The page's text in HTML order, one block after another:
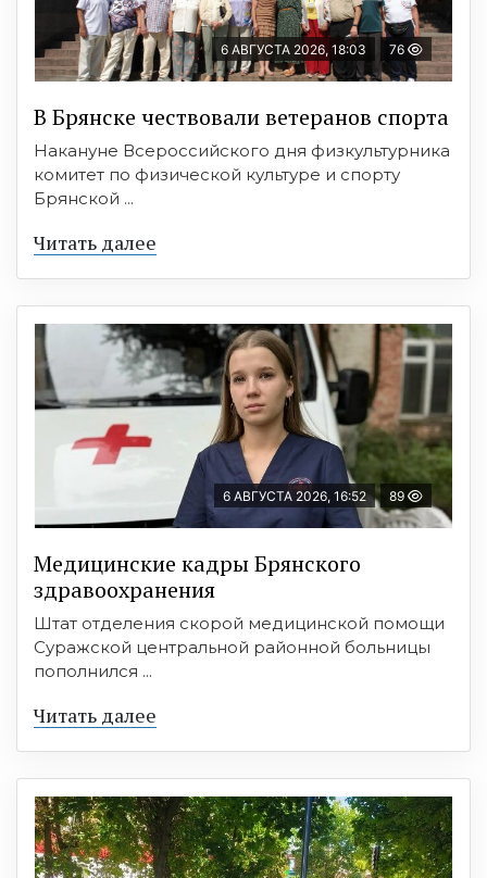
6 АВГУСТА 2026, 18:03 76
В Брянске чествовали ветеранов спорта
Накануне Всероссийского дня физкультурника
комитет по физической культуре и спорту
Брянской ...
Читать далее
6 АВГУСТА 2026, 16:52 89
Медицинские кадры Брянского
здравоохранения
Штат отделения скорой медицинской помощи
Суражской центральной районной больницы
пополнился ...
Читать далее